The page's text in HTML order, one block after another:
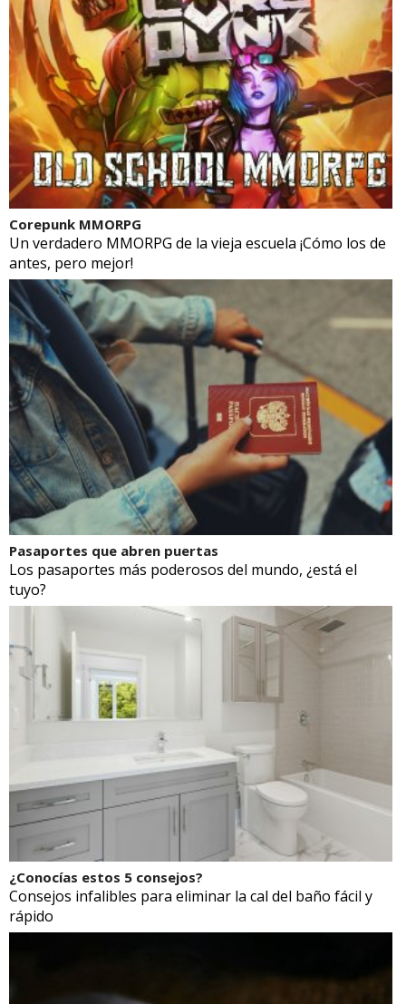
Corepunk MMORPG
Un verdadero MMORPG de la vieja escuela ¡Cómo los de
antes, pero mejor!
Pasaportes que abren puertas
Los pasaportes más poderosos del mundo, ¿está el
tuyo?
¿Conocías estos 5 consejos?
Consejos infalibles para eliminar la cal del baño fácil y
rápido